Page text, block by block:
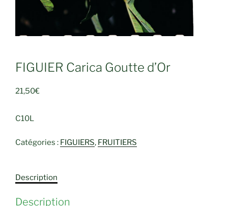
FIGUIER Carica Goutte d’Or
21,50€
C10L
Catégories : FIGUIERS, FRUITIERS
Description
Description